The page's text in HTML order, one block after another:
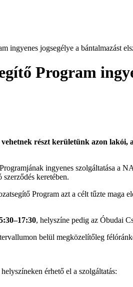
ingyenes jogsegélye a bántalmazást
Program
részt kerületünk azon
ingyenes szolgáltatása a
keretében.
Program azt a célt tűzte maga
, helyszíne pedig az Óbudai
belül megközelítőleg
érhető el a szolgáltatás: